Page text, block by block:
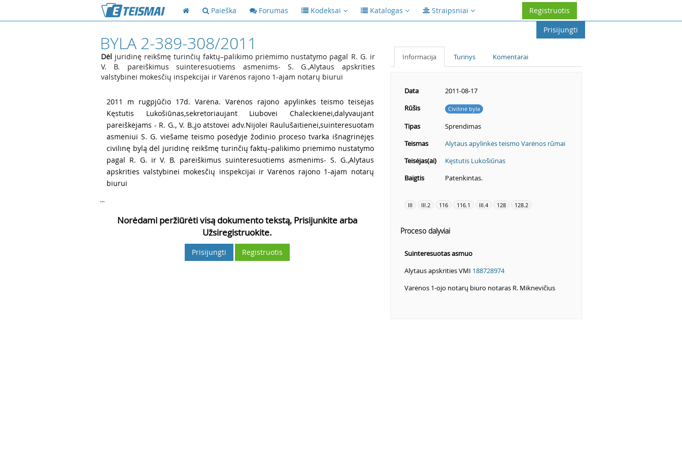
Paieška Forumas Kodeksai Katalogas Straipsniai
Registruotis
Prisijungti
BYLA 2-389-308/2011
Dėl juridinę reikšmę turinčių faktų–palikimo priėmimo nustatymo pagal R. G. ir
V. B. pareiškimus suinteresuotiems asmenims- S. G.,Alytaus apskrities
valstybinei mokesčių inspekcijai ir Varėnos rajono 1-ajam notarų biurui
2011 m rugpjūčio 17d. Varėna. Varėnos rajono apylinkės teismo teisėjas
Kęstutis Lukošiūnas,sekretoriaujant Liubovei Chaleckienei,dalyvaujant
pareiškėjams - R. G., V. B.,jo atstovei adv.Nijolei Raulušaitienei,suinteresuotam
asmeniui S. G. viešame teismo posėdyje žodinio proceso tvarka išnagrinėjęs
civilinę bylą dėl juridinę reikšmę turinčių faktų–palikimo priėmimo nustatymo
pagal R. G. ir V. B. pareiškimus suinteresuotiems asmenims- S. G.,Alytaus
apskrities valstybinei mokesčių inspekcijai ir Varėnos rajono 1-ajam notarų
biurui
...
Norėdami peržiūrėti visą dokumento tekstą, Prisijunkite arba
Užsiregistruokite.
Prisijungti Registruotis
Informacija Turinys Komentarai
Data
2011-08-17
Rūšis
Civilinė byla
Tipas
Sprendimas
Teismas
Alytaus apylinkės teismo Varėnos rūmai
Teisėjas(ai)
Kęstutis Lukošiūnas
Baigtis
Patenkintas.
III III.2 116 116.1 III.4 128 128.2
Proceso dalyviai
Suinteresuotas asmuo
Alytaus apskrities VMI 188728974
Varėnos 1-ojo notarų biuro notaras R. Miknevičius